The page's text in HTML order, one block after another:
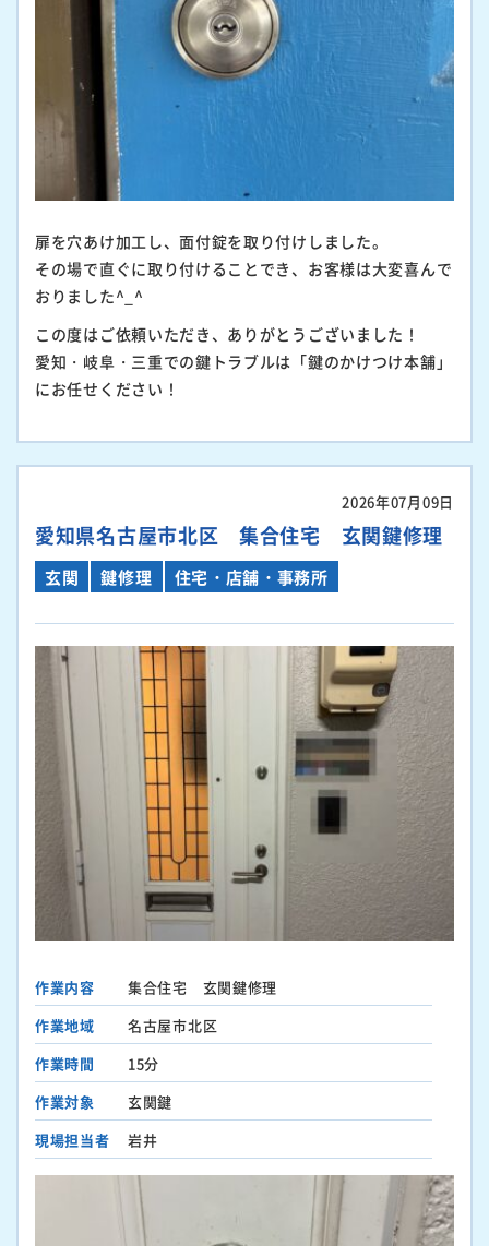
扉を穴あけ加工し、面付錠を取り付けしました。
その場で直ぐに取り付けることでき、お客様は大変喜んで
おりました^_^
この度はご依頼いただき、ありがとうございました！
愛知・岐阜・三重での鍵トラブルは「鍵のかけつけ本舗」
にお任せください！
2026年07月09日
愛知県名古屋市北区 集合住宅 玄関鍵修理
玄関 鍵修理 住宅・店舗・事務所
作業内容
集合住宅 玄関鍵修理
作業地域
名古屋市北区
作業時間
15分
作業対象
玄関鍵
現場担当者
岩井